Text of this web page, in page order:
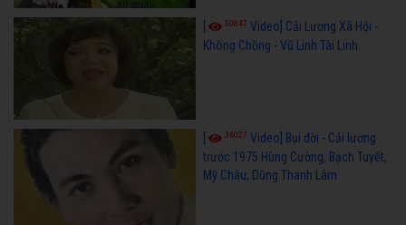
50847 Video] Cải Lương Xã Hội -
Không Chồng - Vũ Linh Tài Linh
36027 Video] Bụi đời - Cải lương
trước 1975 Hùng Cường, Bạch Tuyết,
Mỹ Châu, Dũng Thanh Lâm